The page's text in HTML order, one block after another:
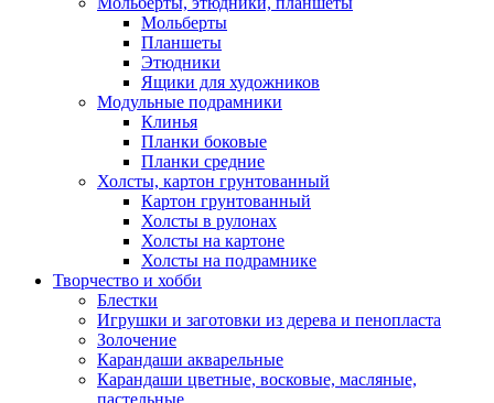
Мольберты
Планшеты
Этюдники
Ящики для художников
Модульные подрамники
Клинья
Планки боковые
Планки средние
Холсты, картон грунтованный
Картон грунтованный
Холсты в рулонах
Холсты на картоне
Холсты на подрамнике
Творчество и хобби
Блестки
Игрушки и заготовки из дерева и пенопласта
Золочение
Карандаши акварельные
Карандаши цветные, восковые, масляные,
пастельные